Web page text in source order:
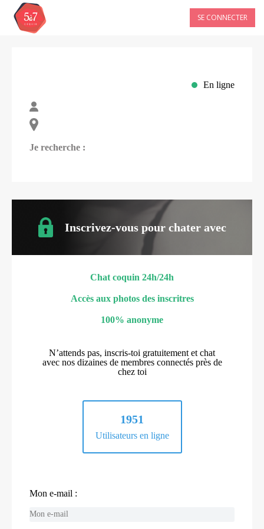
SE CONNECTER
En ligne
Je recherche :
Inscrivez-vous pour chater avec
Chat coquin 24h/24h
Accès aux photos des inscritres
100% anonyme
N’attends pas, inscris-toi gratuitement et chat
avec nos dizaines de membres connectés près de
chez toi
1951
Utilisateurs en ligne
Mon e-mail :